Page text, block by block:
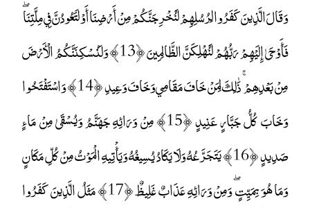
وَقَالَ الَّذِينَ كَفَرُوا لِرُسُلِهِمْ لَنُخْرِجَنَّكُمْ مِنْ أَرْضِنَا أَوْ لَتَعُودُنَّ فِي مِلَّتِنَا ۖ
فَأَوْحَىٰ إِلَيْهِمْ رَبُّهُمْ لَنُهْلِكَنَّ الظَّالِمِينَ ﴿13﴾ وَلَنُسْكِنَنَّكُمُ الْأَرْضَ
مِنْ بَعْدِهِمْ ۚ ذَٰلِكَ لِمَنْ خَافَ مَقَامِي وَخَافَ وَعِيدِ ﴿14﴾ وَاسْتَفْتَحُوا
وَخَابَ كُلُّ جَبَّارٍ عَنِيدٍ ﴿15﴾ مِنْ وَرَائِهِ جَهَنَّمُ وَيُسْقَىٰ مِنْ مَاءٍ
صَدِيدٍ ﴿16﴾ يَتَجَرَّعُهُ وَلَا يَكَادُ يُسِيغُهُ وَيَأْتِيهِ الْمَوْتُ مِنْ كُلِّ مَكَانٍ
وَمَا هُوَ بِمَيِّتٍ ۖ وَمِنْ وَرَائِهِ عَذَابٌ غَلِيظٌ ﴿17﴾ مَثَلُ الَّذِينَ كَفَرُوا